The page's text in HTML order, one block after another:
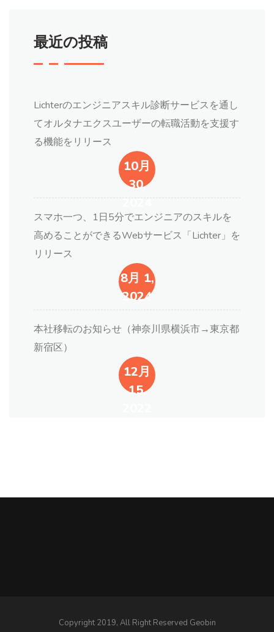
最近の投稿
Lichterのエンジニアスキル診断サービスを通し
てオルタナエクスユーザーの転職活動を支援す
る機能をリリース
10月
30,
2024
スマホ一つ、1日5分でエンジニアのスキルを
高めることができるWebサービス「Lichter」を
リリース
8月 1,
2024
本社移転のお知らせ（神奈川県横浜市→東京都
新宿区）
12月
15,
Copyright 2019, All Right Reserved Geobin